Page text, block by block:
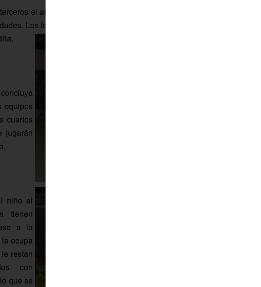
el año pasado y fueron campeones en 2012, son un equipo muy
Los forman quince jugadores, la mayoría de Ochavillo, más tres de
equipos
cuartos
jugarán
niño el
tienen
a la
ocupa
restan
con
que se